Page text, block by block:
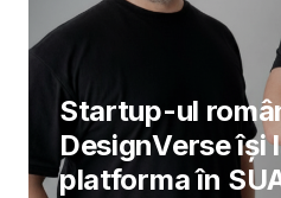
Startup-ul
DesignVerse își
platforma în